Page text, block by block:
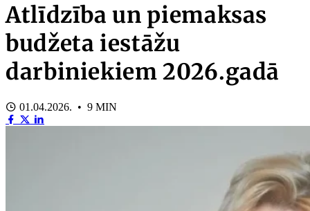
Atlīdzība un piemaksas
budžeta iestāžu
darbiniekiem 2026.gadā
01.04.2026. • 9 MIN